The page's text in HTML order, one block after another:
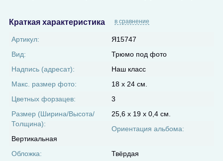
Краткая характеристика в сравнение
Артикул:
Я15747
Вид:
Трюмо под фото
Надпись (адресат):
Наш класс
Макс. размер фото:
18 х 24 см.
Цветных форзацев:
3
Размер (Ширина/Высота/
Толщина):
25,6 х 19 х 0,4 см.
Ориентация альбома:
Вертикальная
Обложка:
Твёрдая